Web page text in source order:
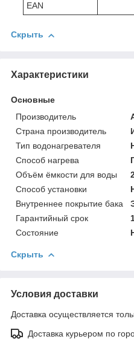
EAN
Скрыть
Характеристики
Основные
Производитель
Страна производитель
Тип водонагревателя
Способ нагрева
Объём ёмкости для воды
Способ установки
Внутреннее покрытие бака
Гарантийный срок
Состояние
Скрыть
Условия доставки
Доставка осуществляется
Доставка курьером по